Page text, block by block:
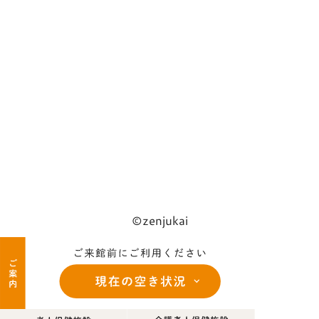
©zenjukai